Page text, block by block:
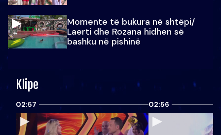
Momente të bukura në shtëpi/
Laerti dhe Rozana hidhen së
bashku në pishinë
Klipe
02:57 02:56